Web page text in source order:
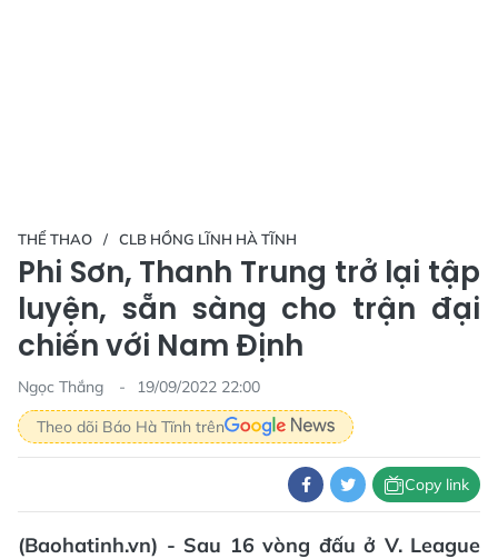
THỂ THAO CLB HỒNG LĨNH HÀ TĨNH
Phi Sơn, Thanh Trung trở lại tập
luyện, sẵn sàng cho trận đại
chiến với Nam Định
Ngọc Thắng
19/09/2022 22:00
Theo dõi Báo Hà Tĩnh trên
Copy link
(Baohatinh.vn) - Sau 16 vòng đấu ở V. League